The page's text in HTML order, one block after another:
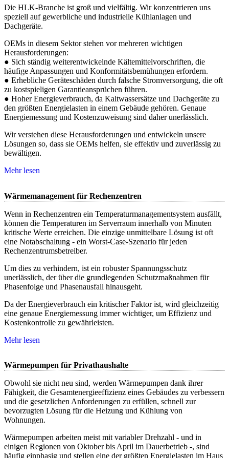
Die HLK-Branche ist groß und vielfältig. Wir konzentrieren uns
speziell auf gewerbliche und industrielle Kühlanlagen und
Dachgeräte.
OEMs in diesem Sektor stehen vor mehreren wichtigen
Herausforderungen:
● Sich ständig weiterentwickelnde Kältemittelvorschriften, die
häufige Anpassungen und Konformitätsbemühungen erfordern.
● Erhebliche Geräteschäden durch falsche Stromversorgung, die oft
zu kostspieligen Garantieansprüchen führen.
● Hoher Energieverbrauch, da Kaltwassersätze und Dachgeräte zu
den größten Energielasten in einem Gebäude gehören. Genaue
Energiemessung und Kostenzuweisung sind daher unerlässlich.
Wir verstehen diese Herausforderungen und entwickeln unsere
Lösungen so, dass sie OEMs helfen, sie effektiv und zuverlässig zu
bewältigen.
Mehr lesen
Wärmemanagement für Rechenzentren
Wenn in Rechenzentren ein Temperaturmanagementsystem ausfällt,
können die Temperaturen im Serverraum innerhalb von Minuten
kritische Werte erreichen. Die einzige unmittelbare Lösung ist oft
eine Notabschaltung - ein Worst-Case-Szenario für jeden
Rechenzentrumsbetreiber.
Um dies zu verhindern, ist ein robuster Spannungsschutz
unerlässlich, der über die grundlegenden Schutzmaßnahmen für
Phasenfolge und Phasenausfall hinausgeht.
Da der Energieverbrauch ein kritischer Faktor ist, wird gleichzeitig
eine genaue Energiemessung immer wichtiger, um Effizienz und
Kostenkontrolle zu gewährleisten.
Mehr lesen
Wärmepumpen für Privathaushalte
Obwohl sie nicht neu sind, werden Wärmepumpen dank ihrer
Fähigkeit, die Gesamtenergieeffizienz eines Gebäudes zu verbessern
und die gesetzlichen Anforderungen zu erfüllen, schnell zur
bevorzugten Lösung für die Heizung und Kühlung von
Wohnungen.
Wärmepumpen arbeiten meist mit variabler Drehzahl - und in
einigen Regionen von Oktober bis April im Dauerbetrieb -, sind
häufig einphasig und stellen eine der größten Energielasten im Haus